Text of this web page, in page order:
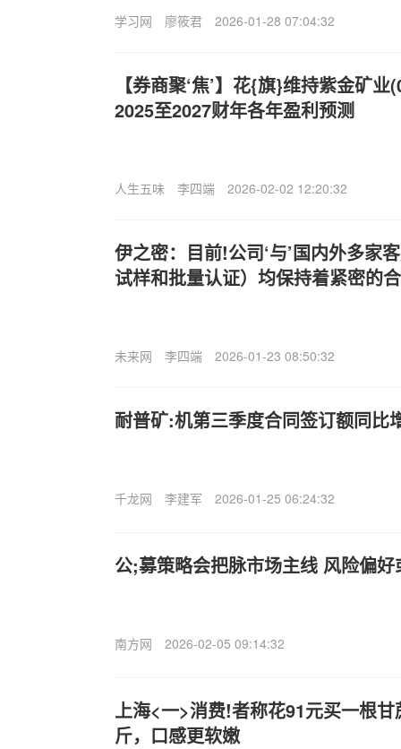
学习网 廖筱君 2026-01-28 07:04:32
【券商聚‘焦’】花{旗}维持紫金矿
2025至2027财年各年盈利预测
人生五味 李四端 2026-02-02 12:20:32
伊之密：目前!公司‘与’国内外多家
试样和批量认证）均保持着紧密的
未来网 李四端 2026-01-23 08:50:32
耐普矿:机第三季度合同签订额同比
千龙网 李建军 2026-01-25 06:24:32
公;募策略会把脉市场主线 风险偏
南方网 2026-02-05 09:14:32
上海<一>消费!者称花91元买一根
斤，口感更软嫩